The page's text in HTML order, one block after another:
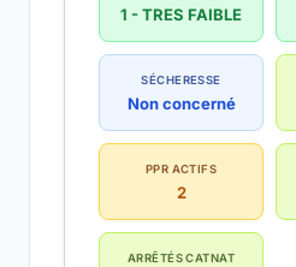
1 - TRES FAIBLE
SÉCHERESSE
Non concerné
PPR ACTIFS
2
ARRÊTÉS CATNAT